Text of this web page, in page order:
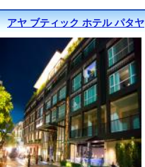
アヤ ブティック ホテル パタヤ